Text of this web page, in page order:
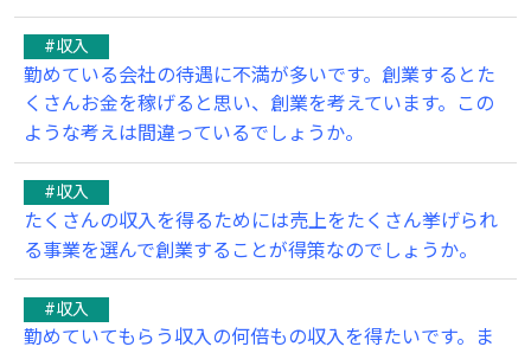
#収入
勤めている会社の待遇に不満が多いです。創業するとた
くさんお金を稼げると思い、創業を考えています。この
ような考えは間違っているでしょうか。
#収入
たくさんの収入を得るためには売上をたくさん挙げられ
る事業を選んで創業することが得策なのでしょうか。
#収入
勤めていてもらう収入の何倍もの収入を得たいです。ま